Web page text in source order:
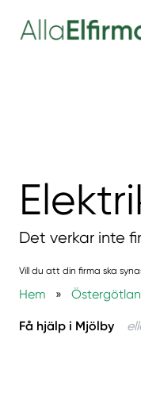
Det verkar inte
Vill du att din firma ska
Hem »
Få hjälp i Mjölby